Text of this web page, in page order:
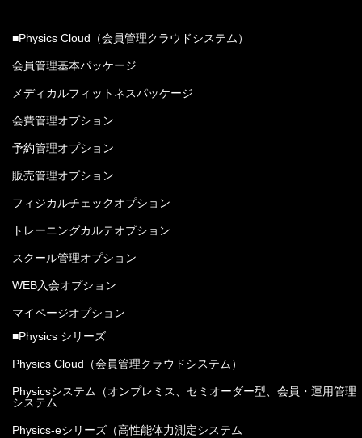
■Physics Cloud（会員管理クラウドシステム）
会員管理基本パッケージ
メディカルフィットネスパッケージ
会費管理オプション
予約管理オプション
販売管理オプション
フィジカルチェックオプション
トレーニングカルテオプション
スクール管理オプション
WEB入会オプション
マイページオプション
■Physics シリーズ
Physics Cloud（会員管理クラウドシステム）
Physicsシステム（オンプレミス、セミオーダー型、会員・運用管理
システム
Physics-eシリーズ（高性能体力測定システム